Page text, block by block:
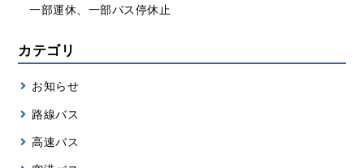
一部運休、一部バス停休止
カテゴリ
お知らせ
路線バス
高速バス